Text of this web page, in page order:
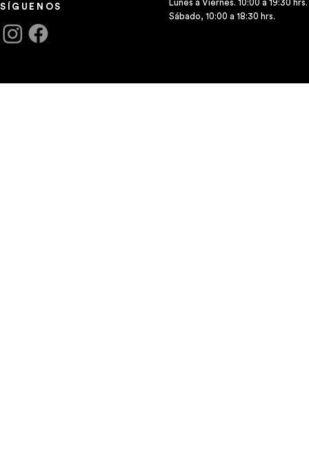
SÍGUENOS
Lunes a Viernes. 10:00 a 19:30 hrs.
Sábado, 10:00 a 18:30 hrs.